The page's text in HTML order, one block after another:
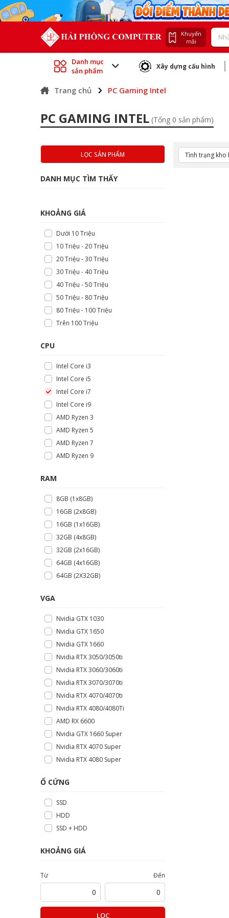
Khuyến
mãi
Danh mục
sản phẩm
Xây dựng cấu hình
Trang chủ PC Gaming Intel
PC GAMING INTEL (Tổng 0 sản phẩm)
LỌC SẢN PHẨM
DANH MỤC TÌM THẤY
KHOẢNG GIÁ
Dưới 10 Triệu
10 Triệu - 20 Triệu
20 Triệu - 30 Triệu
30 Triệu - 40 Triệu
40 Triệu - 50 Triệu
50 Triệu - 80 Triệu
80 Triệu - 100 Triệu
Trên 100 Triệu
CPU
Intel Core i3
Intel Core i5
Intel Core i7
Intel Core i9
AMD Ryzen 3
AMD Ryzen 5
AMD Ryzen 7
AMD Ryzen 9
RAM
8GB (1x8GB)
16GB (2x8GB)
16GB (1x16GB)
32GB (4x8GB)
32GB (2x16GB)
64GB (4x16GB)
64GB (2X32GB)
VGA
Nvidia GTX 1030
Nvidia GTX 1650
Nvidia GTX 1660
Nvidia RTX 3050/3050ti
Nvidia RTX 3060/3060ti
Nvidia RTX 3070/3070ti
Nvidia RTX 4070/4070ti
Nvidia RTX 4080/4080Ti
AMD RX 6600
Nvidia GTX 1660 Super
Nvidia RTX 4070 Super
Nvidia RTX 4080 Super
Ổ CỨNG
SSD
HDD
SSD + HDD
KHOẢNG GIÁ
Từ Đến
LỌC